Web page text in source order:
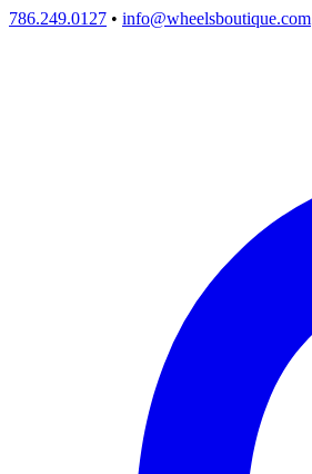
786.249.0127 • info@wheelsboutique.com